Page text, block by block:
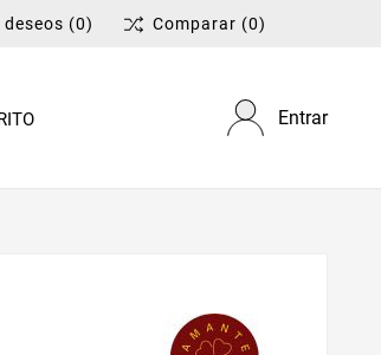
(0) Comparar (0)
Entrar